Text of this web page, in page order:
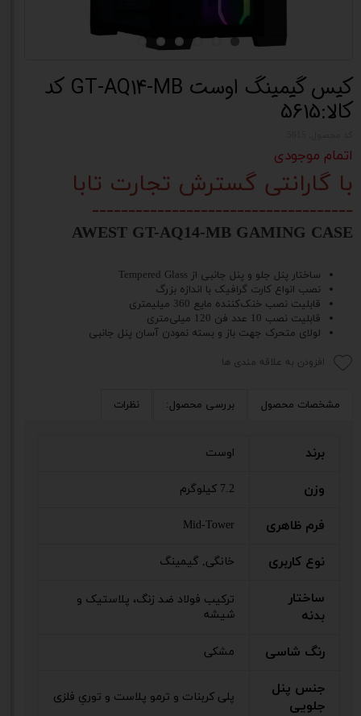
کیس گیمینگ اوست GT-AQ14-MB کد
کالا:5615
اتمام موجودی
با گارانتی گسترش تجارت تابا
------------------------------------
AWEST GT-AQ14-MB GAMING CASE
ساختار پنل جلو و پنل جانبی از Tempered Glass
نصب انواع کارت گرافیک با اندازه بزرگ
قابلیت نصب خنک‌کننده مایع 360 میلی‎متری
قابلیت نصب 10 عدد فن 120 میلی‌متری
لولای متحرک جهت باز و بسته نمودن آسان پنل جانبی
افزودن به علاقه مندی ها
مشخصات محصول بررسی محصول: نظرات
برند اوست
وزن 7.2 کیلوگرم
فرم ظاهری Mid-Tower
نوع کاربری خانگی, گیمینگ
ساختار
بدنه
ترکیب فولاد ضد زنگ، پلاستیک و
شیشه
رنگ شاسی مشکی
جنس پنل
جلویی
پلی کربنات و ترمو پلاست و توریِ فلزی